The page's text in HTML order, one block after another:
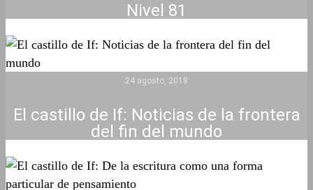
Nivel 81
24 agosto, 2018
El castillo de If: Noticias de la frontera
del fin del mundo